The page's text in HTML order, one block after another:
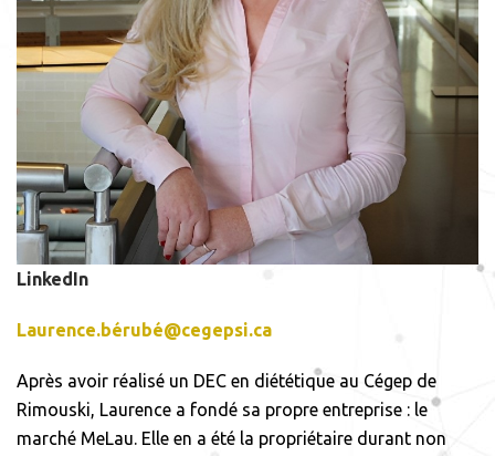
LinkedIn
Laurence.bérubé@cegepsi.ca
Après avoir réalisé un DEC en diététique au Cégep de
Rimouski, Laurence a fondé sa propre entreprise : le
marché MeLau. Elle en a été la propriétaire durant non